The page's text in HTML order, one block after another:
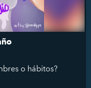
o hábitos?